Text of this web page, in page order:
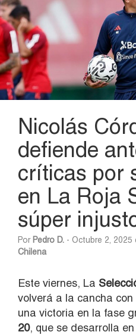
Nicolás
defiende
críticas por
en La Roja
súper
Por Pedro D. - Octubre 2, 2025
Chilena
Este viernes, La
volverá a la cancha
una victoria en la fase
20, que se desarrolla